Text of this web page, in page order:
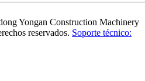
Yongan Construction Machinery
reservados. Soporte técnico: